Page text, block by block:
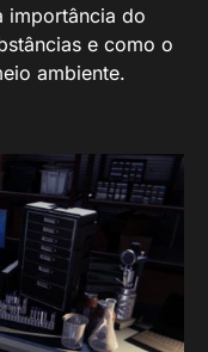
importância do
e como o
ambiente.